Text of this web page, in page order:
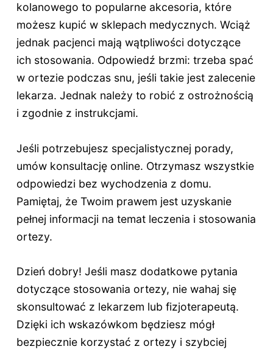
kolanowego to popularne akcesoria, które
możesz kupić w sklepach medycznych. Wciąż
jednak pacjenci mają wątpliwości dotyczące
ich stosowania. Odpowiedź brzmi: trzeba spać
w ortezie podczas snu, jeśli takie jest zalecenie
lekarza. Jednak należy to robić z ostrożnością
i zgodnie z instrukcjami.
Jeśli potrzebujesz specjalistycznej porady,
umów konsultację online. Otrzymasz wszystkie
odpowiedzi bez wychodzenia z domu.
Pamiętaj, że Twoim prawem jest uzyskanie
pełnej informacji na temat leczenia i stosowania
ortezy.
Dzień dobry! Jeśli masz dodatkowe pytania
dotyczące stosowania ortezy, nie wahaj się
skonsultować z lekarzem lub fizjoterapeutą.
Dzięki ich wskazówkom będziesz mógł
bezpiecznie korzystać z ortezy i szybciej